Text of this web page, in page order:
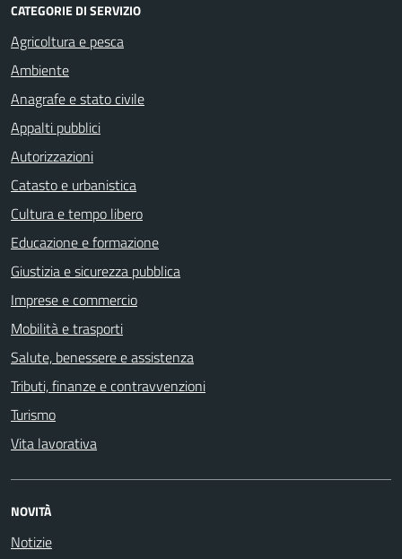
CATEGORIE DI SERVIZIO
Agricoltura e pesca
Ambiente
Anagrafe e stato civile
Appalti pubblici
Autorizzazioni
Catasto e urbanistica
Cultura e tempo libero
Educazione e formazione
Giustizia e sicurezza pubblica
Imprese e commercio
Mobilità e trasporti
Salute, benessere e assistenza
Tributi, finanze e contravvenzioni
Turismo
Vita lavorativa
NOVITÀ
Notizie